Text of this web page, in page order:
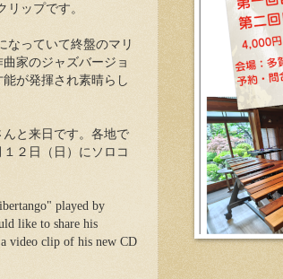
ップです。
っていて終盤のマリ
家のジャズバージョ
が発揮され素晴らし
と来日です。各地で
２日（日）にソロコ
played by
like to share his
video clip of his new CD